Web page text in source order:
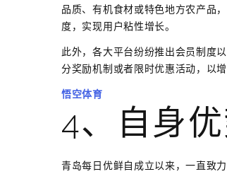
品质、有机食材或特色地方农产品
度，实现用户粘性增长。
此外，各大平台纷纷推出会员制度
分奖励机制或者限时优惠活动，以
悟空体育
4、自身
青岛每日优鲜自成立以来，一直致